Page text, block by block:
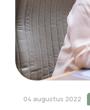
04 augustus 2022